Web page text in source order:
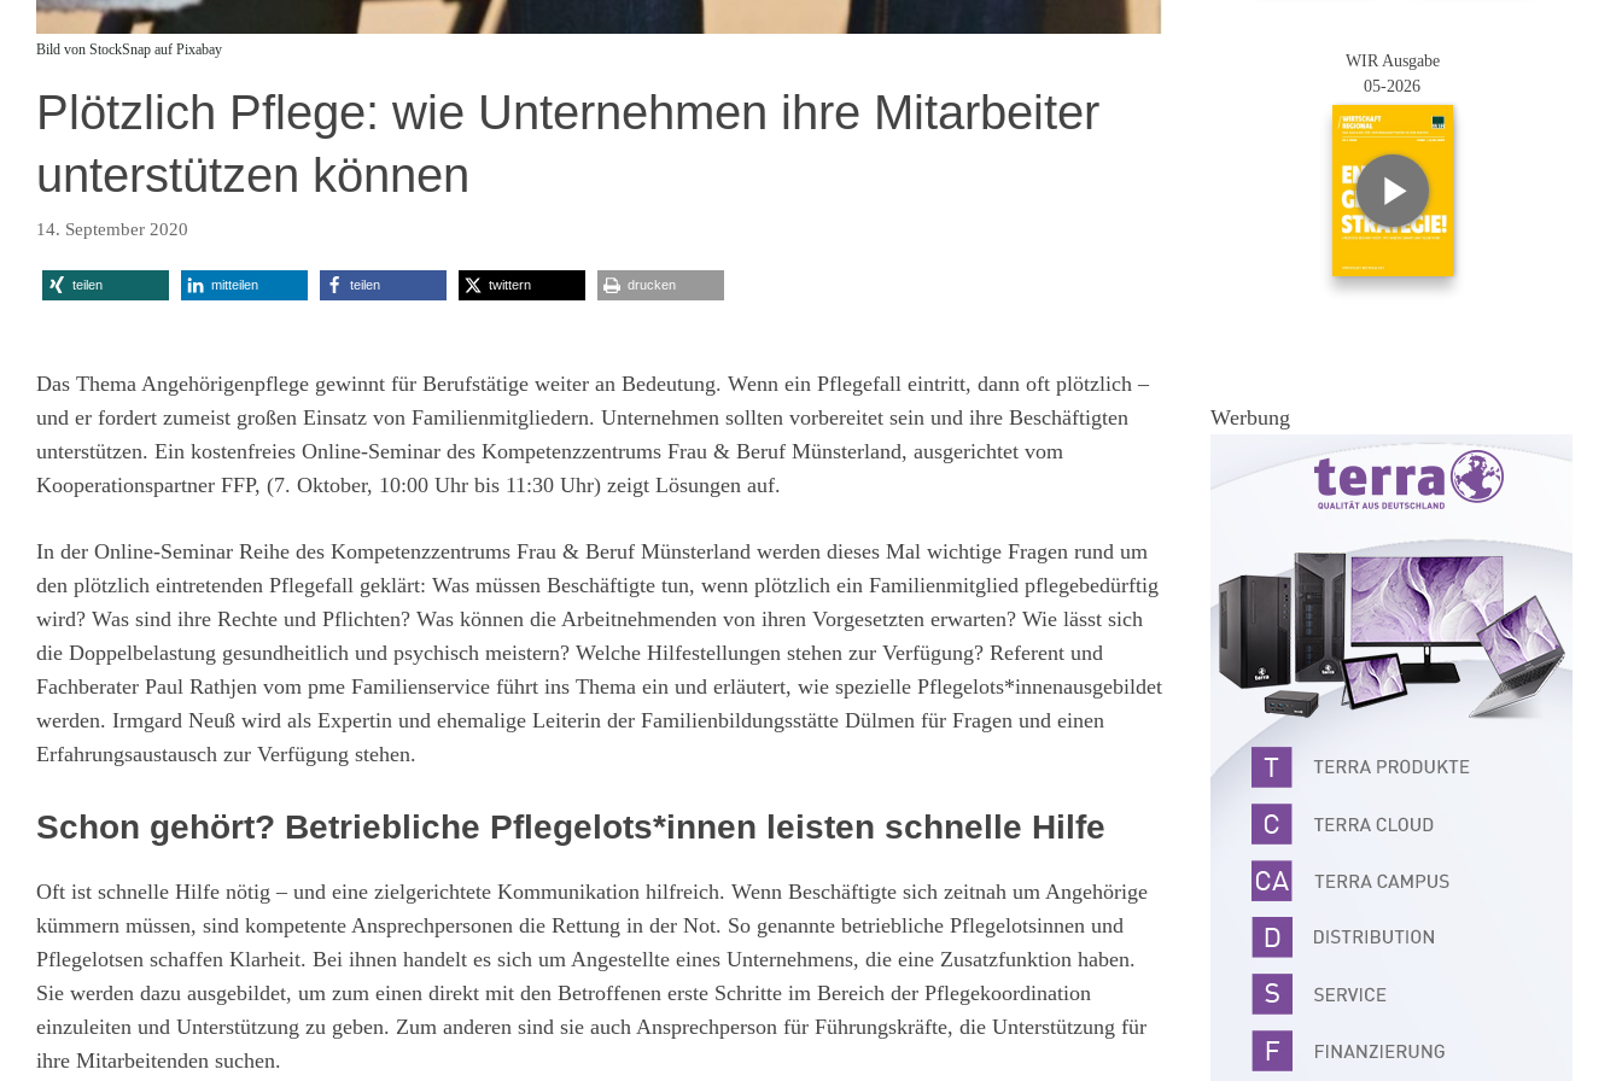
Bild von StockSnap auf Pixabay
Plötzlich Pflege: wie Unternehmen ihre Mitarbeiter
unterstützen können
14. September 2020
teilen mitteilen teilen twittern drucken
Das Thema Angehörigenpflege gewinnt für Berufstätige weiter an Bedeutung. Wenn ein Pflegefall eintritt, dann oft plötzlich –
und er fordert zumeist großen Einsatz von Familienmitgliedern. Unternehmen sollten vorbereitet sein und ihre Beschäftigten
unterstützen. Ein kostenfreies Online-Seminar des Kompetenzzentrums Frau & Beruf Münsterland, ausgerichtet vom
Kooperationspartner FFP, (7. Oktober, 10:00 Uhr bis 11:30 Uhr) zeigt Lösungen auf.
In der Online-Seminar Reihe des Kompetenzzentrums Frau & Beruf Münsterland werden dieses Mal wichtige Fragen rund um
den plötzlich eintretenden Pflegefall geklärt: Was müssen Beschäftigte tun, wenn plötzlich ein Familienmitglied pflegebedürftig
wird? Was sind ihre Rechte und Pflichten? Was können die Arbeitnehmenden von ihren Vorgesetzten erwarten? Wie lässt sich
die Doppelbelastung gesundheitlich und psychisch meistern? Welche Hilfestellungen stehen zur Verfügung? Referent und
Fachberater Paul Rathjen vom pme Familienservice führt ins Thema ein und erläutert, wie spezielle Pflegelots*innenausgebildet
werden. Irmgard Neuß wird als Expertin und ehemalige Leiterin der Familienbildungsstätte Dülmen für Fragen und einen
Erfahrungsaustausch zur Verfügung stehen.
Schon gehört? Betriebliche Pflegelots*innen leisten schnelle Hilfe
Oft ist schnelle Hilfe nötig – und eine zielgerichtete Kommunikation hilfreich. Wenn Beschäftigte sich zeitnah um Angehörige
kümmern müssen, sind kompetente Ansprechpersonen die Rettung in der Not. So genannte betriebliche Pflegelotsinnen und
Pflegelotsen schaffen Klarheit. Bei ihnen handelt es sich um Angestellte eines Unternehmens, die eine Zusatzfunktion haben.
Sie werden dazu ausgebildet, um zum einen direkt mit den Betroffenen erste Schritte im Bereich der Pflegekoordination
einzuleiten und Unterstützung zu geben. Zum anderen sind sie auch Ansprechperson für Führungskräfte, die Unterstützung für
ihre Mitarbeitenden suchen.
WIR Ausgabe
05-2026
Werbung